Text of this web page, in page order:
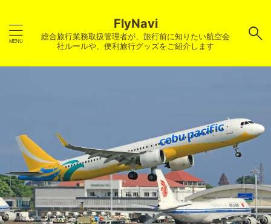
FlyNavi
総合旅行業務取扱管理者が、旅行前に知りたい航空会
社ルールや、便利旅行グッズをご紹介します